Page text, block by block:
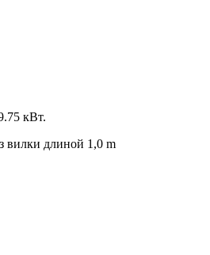
кВт.
вилки длиной 1,0 m